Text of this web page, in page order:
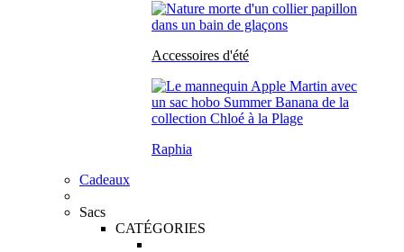
Accessoires d'été
Raphia
Cadeaux
Sacs
CATÉGORIES